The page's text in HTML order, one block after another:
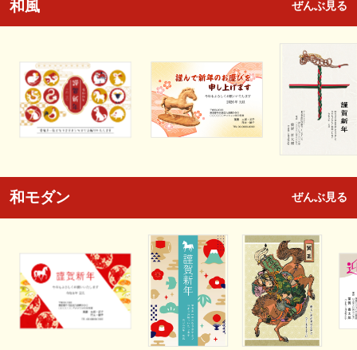
和風 ぜんぶ見る
和モダン ぜんぶ見る